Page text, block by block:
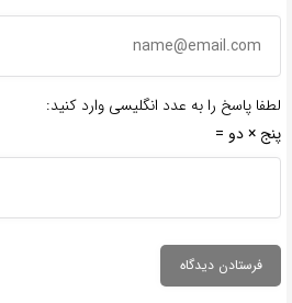
لطفا پاسخ را به عدد انگلیسی وارد کنید:
پنج × دو =